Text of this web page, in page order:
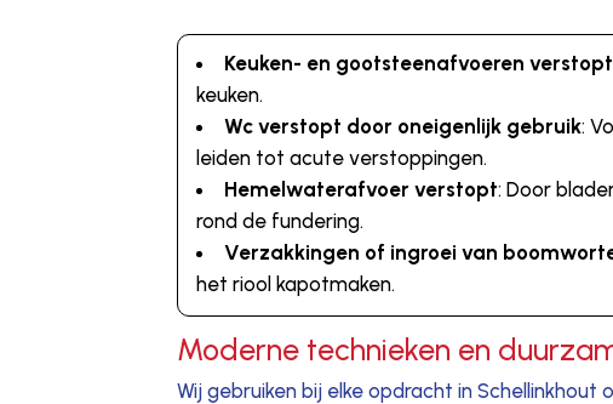
Keuken- en gootsteenafvoeren verstopt
keuken.
Wc verstopt door oneigenlijk gebruik:
leiden tot acute verstoppingen.
Hemelwaterafvoer verstopt: Door
rond de fundering.
Verzakkingen of ingroei van
het riool kapotmaken.
Moderne technieken en
Wij gebruiken bij elke opdracht in